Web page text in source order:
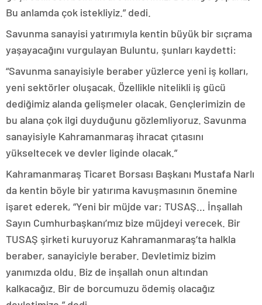
Bu anlamda çok istekliyiz.” dedi.
Savunma sanayisi yatırımıyla kentin büyük bir sıçrama
yaşayacağını vurgulayan Buluntu, şunları kaydetti:
“Savunma sanayisiyle beraber yüzlerce yeni iş kolları,
yeni sektörler oluşacak. Özellikle nitelikli iş gücü
dediğimiz alanda gelişmeler olacak. Gençlerimizin de
bu alana çok ilgi duyduğunu gözlemliyoruz. Savunma
sanayisiyle Kahramanmaraş ihracat çıtasını
yükseltecek ve devler liginde olacak.”
Kahramanmaraş Ticaret Borsası Başkanı Mustafa Narlı
da kentin böyle bir yatırıma kavuşmasının önemine
işaret ederek, “Yeni bir müjde var; TUSAŞ… İnşallah
Sayın Cumhurbaşkanı’mız bize müjdeyi verecek. Bir
TUSAŞ şirketi kuruyoruz Kahramanmaraş’ta halkla
beraber, sanayiciyle beraber. Devletimiz bizim
yanımızda oldu. Biz de inşallah onun altından
kalkacağız. Bir de borcumuzu ödemiş olacağız